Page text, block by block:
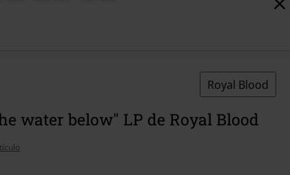
Royal Blood
water below" LP de Royal Blood